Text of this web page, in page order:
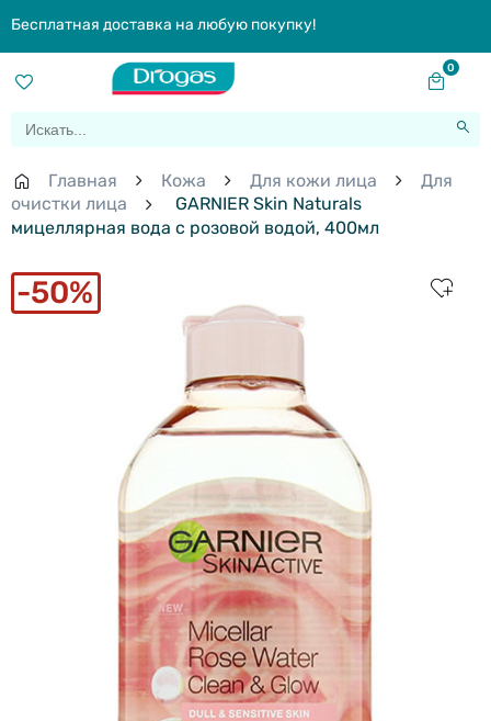
Бесплатная доставка на любую покупку!
0
Главная Кожа Для кожи лица
Для
очистки лица
GARNIER Skin Naturals
мицеллярная вода с розовой водой, 400мл
50%